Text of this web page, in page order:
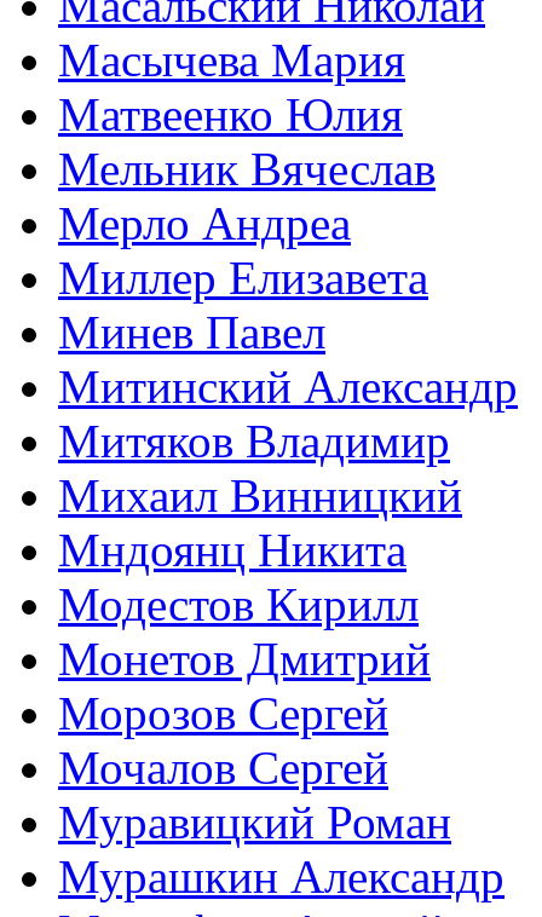
Масычева Мария
Матвеенко Юлия
Мельник Вячеслав
Мерло Андреа
Миллер Елизавета
Минев Павел
Митинский Александр
Митяков Владимир
Михаил Винницкий
Мндоянц Никита
Модестов Кирилл
Монетов Дмитрий
Морозов Сергей
Мочалов Сергей
Муравицкий Роман
Мурашкин Александр